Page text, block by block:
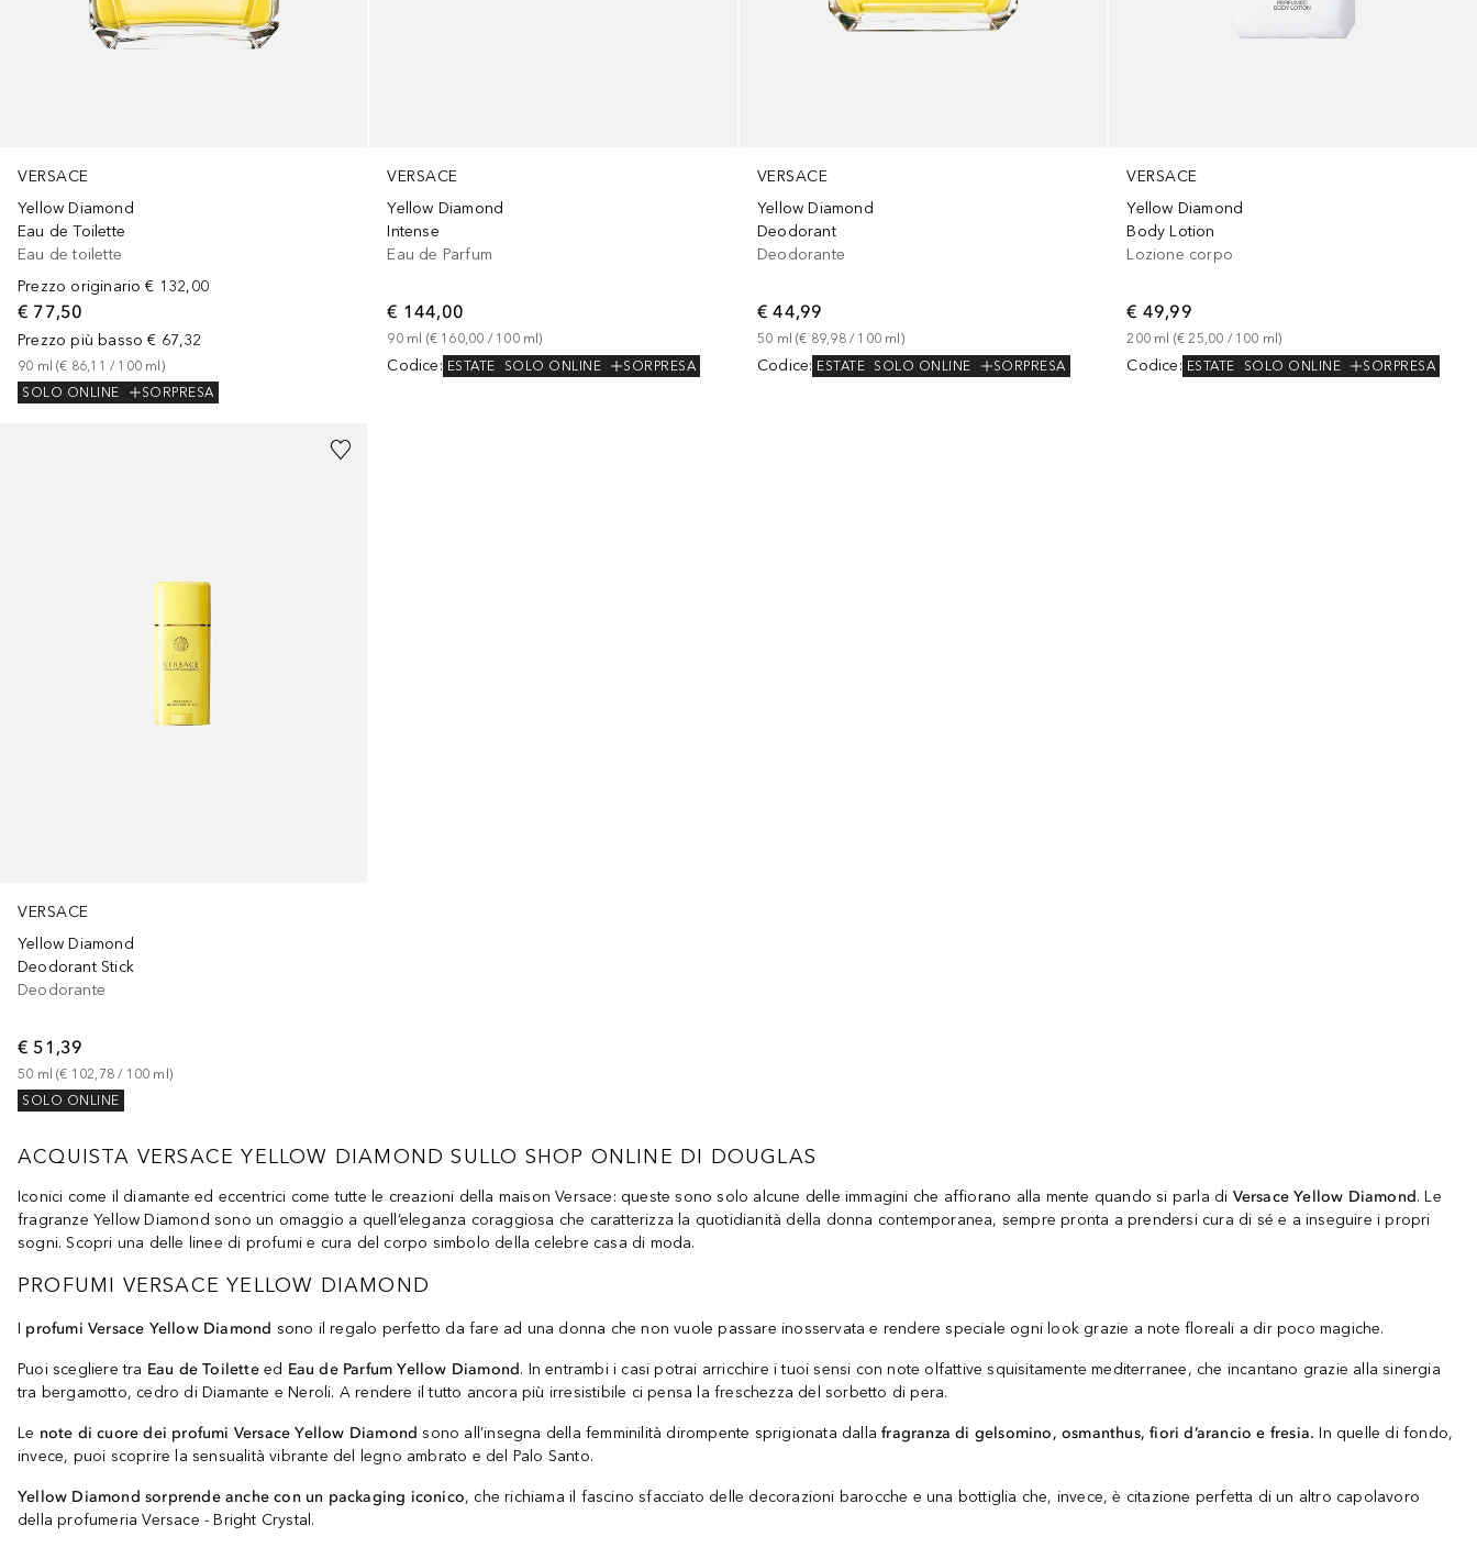
VERSACE
Yellow Diamond
Eau de Toilette
Eau de toilette
Prezzo originario € 132,00
€ 77,50
Prezzo più basso € 67,32
90 ml (€ 86,11 / 100 ml)
SOLO ONLINE
SORPRESA
VERSACE
Yellow Diamond
Intense
Eau de Parfum
€ 144,00
90 ml (€ 160,00 / 100 ml)
Codice: ESTATE SOLO ONLINE SORPRESA
VERSACE
Yellow Diamond
Deodorant
Deodorante
€ 44,99
50 ml (€ 89,98 / 100 ml )
Codice: ESTATE SOLO ONLINE SORPRESA
VERSACE
Yellow Diamond
Body Lotion
Lozione corpo
€ 49,99
200 ml (€ 25,00 / 100 ml)
Codice: ESTATE SOLO ONLINE SORPRESA
VERSACE
Yellow Diamond
Deodorant Stick
Deodorante
€ 51,39
50 ml (€ 102,78 / 100 ml )
SOLO ONLINE
ACQUISTA VERSACE YELLOW DIAMOND SULLO SHOP ONLINE DI DOUGLAS
Iconici come il diamante ed eccentrici come tutte le creazioni della maison Versace: queste sono solo alcune delle immagini che affiorano alla mente quando si parla di Versace Yellow Diamond. Le
fragranze Yellow Diamond sono un omaggio a quell’eleganza coraggiosa che caratterizza la quotidianità della donna contemporanea, sempre pronta a prendersi cura di sé e a inseguire i propri
sogni. Scopri una delle linee di profumi e cura del corpo simbolo della celebre casa di moda.
PROFUMI VERSACE YELLOW DIAMOND
I profumi Versace Yellow Diamond sono il regalo perfetto da fare ad una donna che non vuole passare inosservata e rendere speciale ogni look grazie a note floreali a dir poco magiche.
Puoi scegliere tra Eau de Toiletteed Eau de Parfum Yellow Diamond. In entrambi i casi potrai arricchire i tuoi sensi con note olfattive squisitamente mediterranee, che incantano grazie alla sinergia
tra bergamotto, cedro di Diamante e Neroli. A rendere il tutto ancora più irresistibile ci pensa la freschezza del sorbetto di pera.
Le note di cuore dei profumi Versace Yellow Diamond sono all’insegna della femminilità dirompente sprigionata dallafragranza di gelsomino, osmanthus, fiori d’arancio e fresia. In quelle di fondo,
invece, puoi scoprire la sensualità vibrante del legno ambrato e del Palo Santo.
Yellow Diamond sorprende anche con un packaging iconico, che richiama il fascino sfacciato delle decorazioni barocche e una bottiglia che, invece, è citazione perfetta di un altro capolavoro
della profumeria Versace - Bright Crystal.